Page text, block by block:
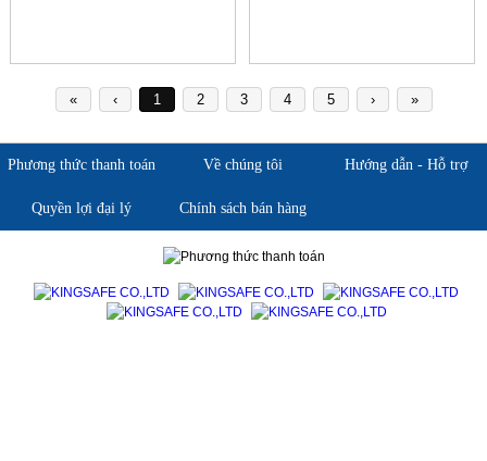
« ‹ 1 2 3 4 5 › »
Phương thức thanh toán Về chúng tôi Hướng dẫn - Hỗ trợ
Quyền lợi đại lý Chính sách bán hàng